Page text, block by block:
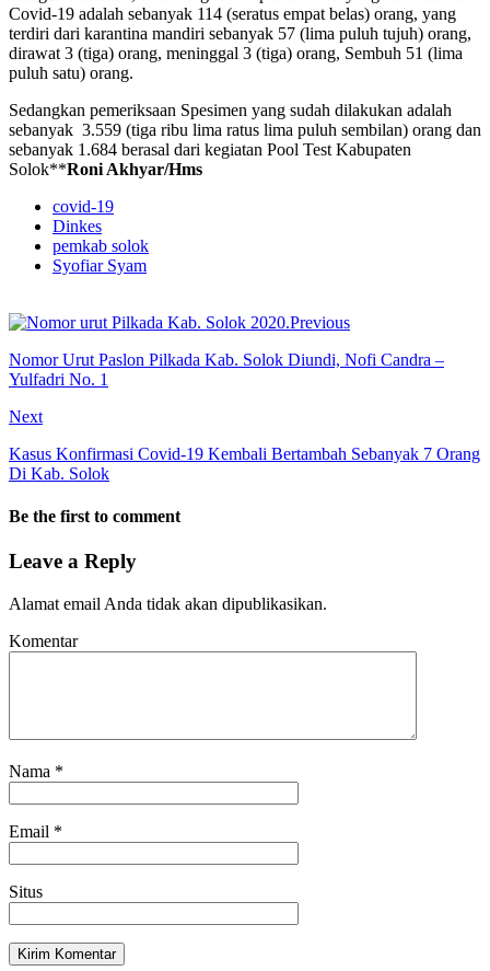
Covid-19 adalah sebanyak 114 (seratus empat belas) orang, yang
terdiri dari karantina mandiri sebanyak 57 (lima puluh tujuh) orang,
dirawat 3 (tiga) orang, meninggal 3 (tiga) orang, Sembuh 51 (lima
puluh satu) orang.
Sedangkan pemeriksaan Spesimen yang sudah dilakukan adalah
sebanyak 3.559 (tiga ribu lima ratus lima puluh sembilan) orang dan
sebanyak 1.684 berasal dari kegiatan Pool Test Kabupaten
Solok**Roni Akhyar/Hms
covid-19
Dinkes
pemkab solok
Syofiar Syam
Previous
Nomor Urut Paslon Pilkada Kab. Solok Diundi, Nofi Candra –
Yulfadri No. 1
Next
Kasus Konfirmasi Covid-19 Kembali Bertambah Sebanyak 7 Orang
Di Kab. Solok
Be the first to comment
Leave a Reply
Alamat email Anda tidak akan dipublikasikan.
Komentar
Nama *
Email *
Situs